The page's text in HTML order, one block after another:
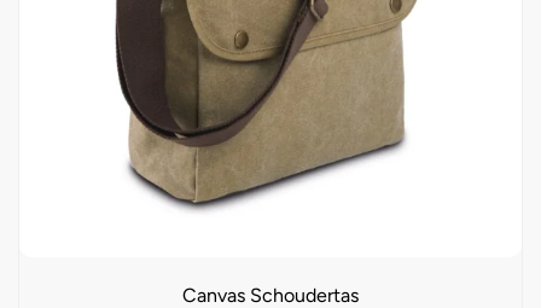
Canvas Schoudertas